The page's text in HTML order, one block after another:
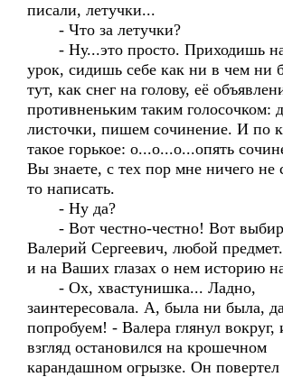
писали, летучки...
- Что за летучки?
- Ну...это просто. Приходишь
урок, сидишь себе как ни в чем ни
тут, как снег на голову, её
противненьким таким голосочком:
листочки, пишем сочинение. И по
такое горькое: о...о...о...опять
Вы знаете, с тех пор мне ничего не
то написать.
- Ну да?
- Вот честно-честно! Вот
Валерий Сергеевич, любой
и на Ваших глазах о нем историю
- Ох, хвастунишка... Ладно,
заинтересовала. А, была ни была,
попробуем! - Валера глянул вокруг,
взгляд остановился на крошечном
карандашном огрызке. Он повертел